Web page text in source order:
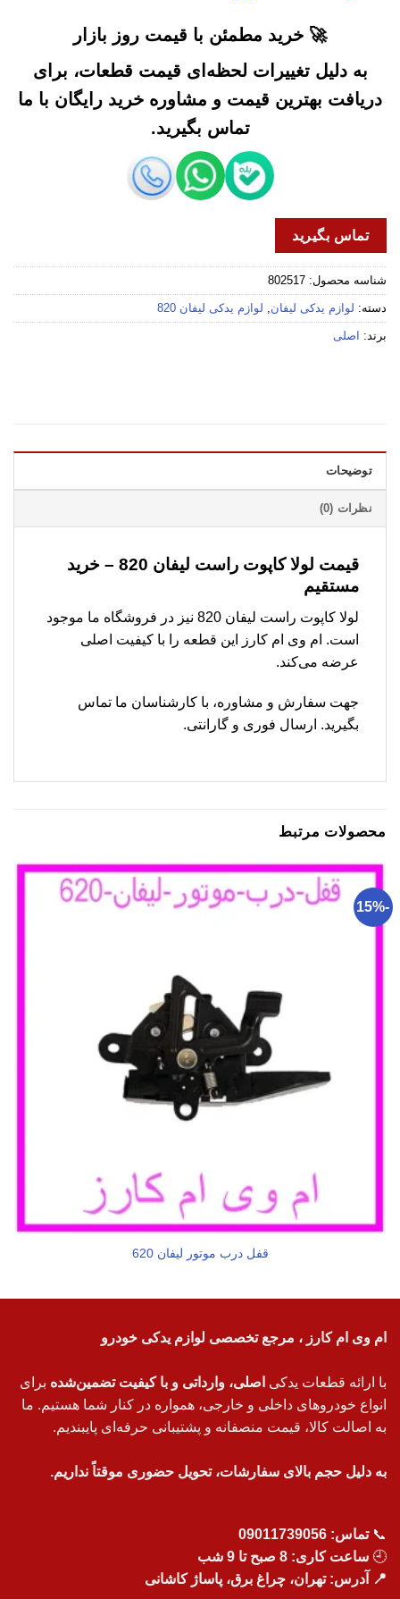
🚀 خرید مطمئن با قیمت روز بازار
به دلیل تغییرات لحظه‌ای قیمت قطعات، برای
دریافت بهترین قیمت و مشاوره خرید رایگان با ما
تماس بگیرید.
تماس بگیرید
شناسه محصول: 802517
دسته: لوازم یدکی لیفان, لوازم یدکی لیفان 820
برند: اصلی
توضیحات
نظرات (0)
قیمت لولا کاپوت راست لیفان 820 – خرید
مستقیم
لولا کاپوت راست لیفان 820 نیز در فروشگاه ما موجود
است. ام وی ام کارز این قطعه را با کیفیت اصلی
عرضه می‌کند.
جهت سفارش و مشاوره، با کارشناسان ما تماس
بگیرید. ارسال فوری و گارانتی.
محصولات مرتبط
-15%
قفل درب موتور لیفان 620
ام وی ام کارز ، مرجع تخصصی لوازم یدکی خودرو
با ارائه قطعات یدکی اصلی، وارداتی و با کیفیت تضمین‌شده برای
انواع خودروهای داخلی و خارجی، همواره در کنار شما هستیم. ما
به اصالت کالا، قیمت منصفانه و پشتیبانی حرفه‌ای پایبندیم.
به دلیل حجم بالای سفارشات، تحویل حضوری موقتاً نداریم.
📞تماس: 09011739056
🕘 ساعت کاری: 8 صبح تا 9 شب
📍 آدرس: تهران، چراغ برق، پاساژ کاشانی